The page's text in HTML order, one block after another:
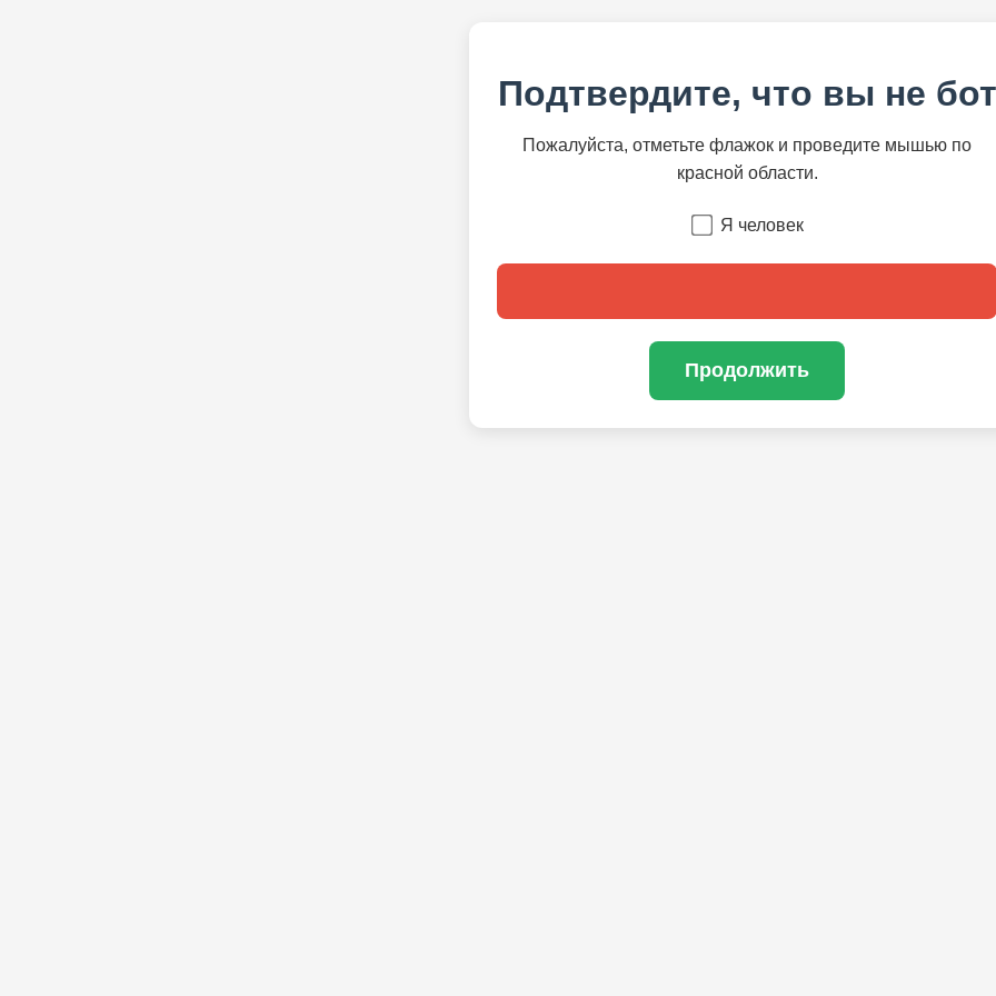
Подтвердите, что вы не бот
Пожалуйста, отметьте флажок и проведите мышью по
красной области.
Я человек
Продолжить